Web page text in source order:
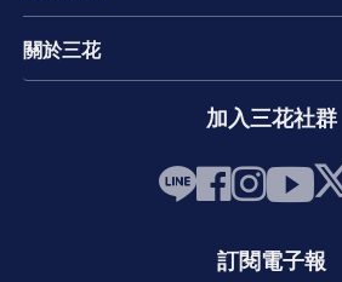
關於三花
加入三花社群
訂閱電子報